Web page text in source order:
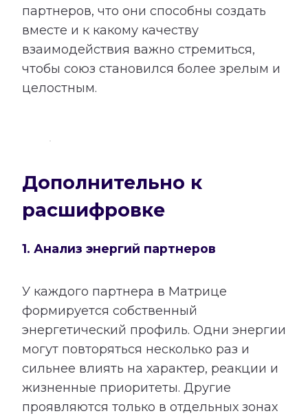
партнеров, что они способны создать
вместе и к какому качеству
взаимодействия важно стремиться,
чтобы союз становился более зрелым и
целостным.
Дополнительно к
расшифровке
1. Анализ энергий партнеров
У каждого партнера в Матрице
формируется собственный
энергетический профиль. Одни энергии
могут повторяться несколько раз и
сильнее влиять на характер, реакции и
жизненные приоритеты. Другие
проявляются только в отдельных зонах